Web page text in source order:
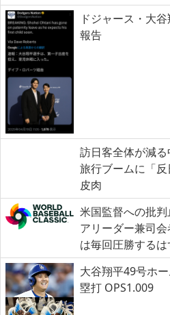
ドジャース・大
報告
訪日客全体が減
旅行ブームに「
皮肉
米国監督への批
アリーダー兼司
は毎回圧勝するは
大谷翔平49号ホ
塁打 OPS1.009